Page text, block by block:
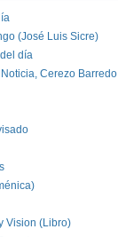
(José Luis Sicre)
día
Cerezo Barredo
Vision (Libro)